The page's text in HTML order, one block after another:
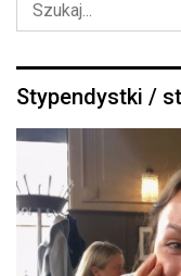
Stypendystki /